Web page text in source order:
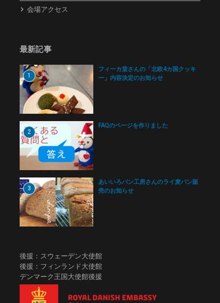
会場アクセス
最新記事
1
フィーカ堂さんの「北欧4カ国クッキ
ー」内容決定のお知らせ
2
FAQのページを作りました
3
あいいろパン工房さんのライ麦パン販
売のお知らせ
後援：スウェーデン大使館
後援：フィンランド大使館
デンマーク王国大使館後援